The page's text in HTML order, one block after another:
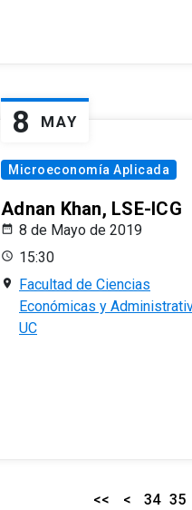
8 MAY
Microeconomía Aplicada
Adnan Khan, LSE-ICG
8 de Mayo de 2019
15:30
Facultad de Ciencias
Económicas y
UC
<< < 34 35